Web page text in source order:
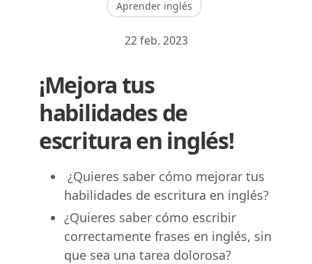
Aprender inglés
22 feb. 2023
¡Mejora tus
habilidades de
escritura en inglés!
¿Quieres saber cómo mejorar tus
habilidades de escritura en inglés?
¿Quieres saber cómo escribir
correctamente frases en inglés, sin
que sea una tarea dolorosa?